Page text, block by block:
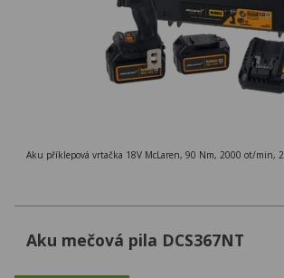
Aku mečová pila DCS367NT